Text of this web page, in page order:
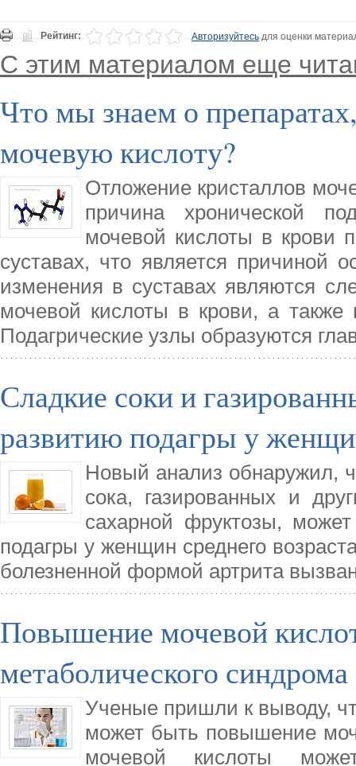
Рейтинг: Авторизуйтесьдля оценки
С этим материалом еще
Что мы знаем о
мочевую кислоту?
Отложение кристаллов
причина хронической
мочевой кислоты в крови
суставах, что является причиной
изменения в суставах являются
мочевой кислоты в крови, а также
Подагрические узлы образуются
Сладкие соки и
развитию подагры у
Новый анализ обнаружил,
сока, газированных и
сахарной фруктозы,
подагры у женщин среднего
болезненной формой артрита
Повышение мочевой
метаболического синдрома
Ученые пришли к выводу,
может быть повышение
мочевой кислоты